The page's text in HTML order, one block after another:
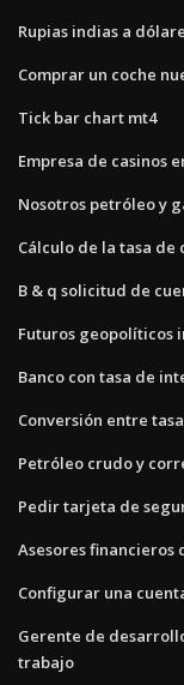
Rupias indias a
Comprar un coche
Tick bar chart mt4
Empresa de casinos
Nosotros petróleo y
Cálculo de la tasa
B & q solicitud de
Futuros geopolíticos
Banco con tasa de
Conversión entre
Petróleo crudo y
Pedir tarjeta de
Asesores
Configurar una
Gerente de
trabajo